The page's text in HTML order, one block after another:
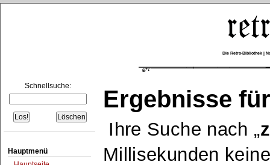
Die Retro-Bibliothek |
Schnellsuche:
Hauptmenü
Ergebnisse
Ihre Suche nach
Millisekunden